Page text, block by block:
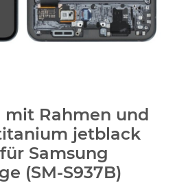
mit Rahmen und
jetblack
Samsung
(SM-S937B)